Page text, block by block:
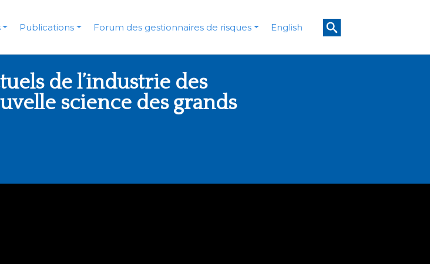
Publications Forum des gestionnaires de risques English
de l’industrie des
science des grands